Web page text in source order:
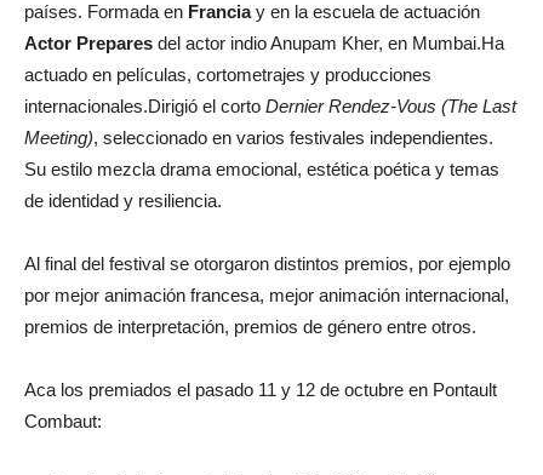
países. Formada en Franciay en la escuela de actuación
Actor Prepares del actor indio Anupam Kher, en Mumbai.Ha
actuado en películas, cortometrajes y producciones
internacionales.Dirigió el corto Dernier Rendez-Vous (The Last
Meeting), seleccionado en varios festivales independientes.
Su estilo mezcla drama emocional, estética poética y temas
de identidad y resiliencia.
Al final del festival se otorgaron distintos premios, por ejemplo
por mejor animación francesa, mejor animación internacional,
premios de interpretación, premios de género entre otros.
Aca los premiados el pasado 11 y 12 de octubre en Pontault
Combaut: